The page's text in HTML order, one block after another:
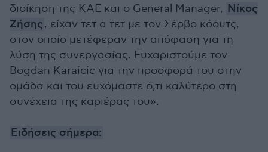
διοίκηση της ΚΑΕ και ο General Manager, Νίκος
Ζήσης, είχαν τετ α τετ με τον Σέρβο κόουτς,
στον οποίο μετέφεραν την απόφαση για τη
λύση της συνεργασίας. Ευχαριστούμε τον
Bogdan Karaicic για την προσφορά του στην
ομάδα και του ευχόμαστε ό,τι καλύτερο στη
συνέχεια της καριέρας του».
Ειδήσεις σήμερα: